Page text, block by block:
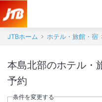
JTBホーム ホテル・旅館・宿
本島北部のホテル・旅
予約
条件を変更する